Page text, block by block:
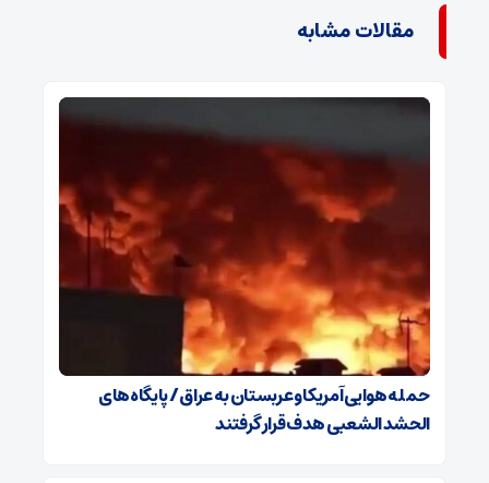
مقالات مشابه
حمله هوایی آمریکا و عربستان به عراق / پایگاه‌های
الحشد الشعبی هدف قرار گرفتند